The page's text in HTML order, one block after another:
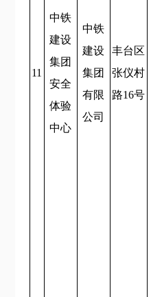
11
中铁
建设
集团
安全
体验
中心
中铁
建设
集团
有限
公司
丰台区
张仪村
路16号